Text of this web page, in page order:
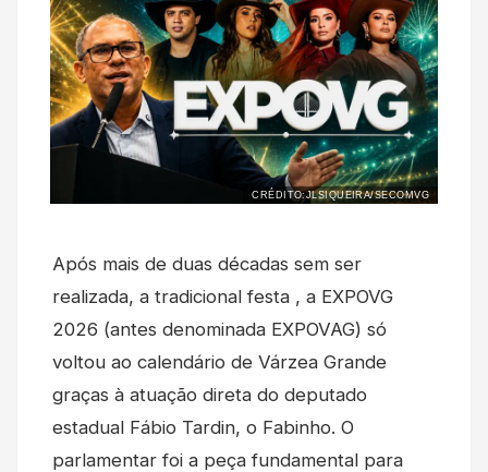
CRÉDITO:JLSIQUEIRA/SECOMVG
Após mais de duas décadas sem ser
realizada, a tradicional festa , a EXPOVG
2026 (antes denominada EXPOVAG) só
voltou ao calendário de Várzea Grande
graças à atuação direta do deputado
estadual Fábio Tardin, o Fabinho. O
parlamentar foi a peça fundamental para